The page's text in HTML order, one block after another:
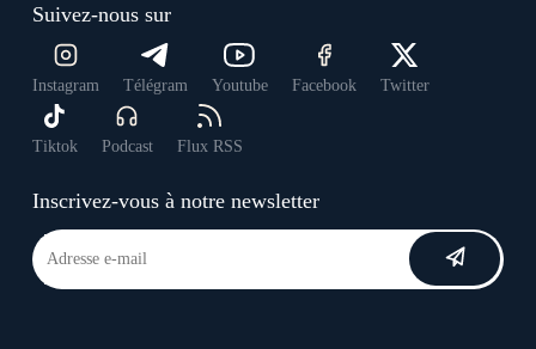
Suivez-nous sur
Instagram Télégram Youtube Facebook Twitter
Tiktok Podcast Flux RSS
Inscrivez-vous à notre newsletter